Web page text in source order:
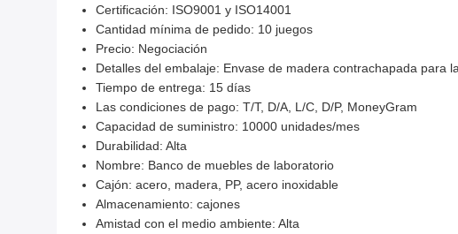
Certificación: ISO9001 y ISO14001
Cantidad mínima de pedido: 10 juegos
Precio: Negociación
Detalles del embalaje: Envase de madera contrachapada para
Tiempo de entrega: 15 días
Las condiciones de pago: T/T, D/A, L/C, D/P, MoneyGram
Capacidad de suministro: 10000 unidades/mes
Durabilidad: Alta
Nombre: Banco de muebles de laboratorio
Cajón: acero, madera, PP, acero inoxidable
Almacenamiento: cajones
Amistad con el medio ambiente: Alta